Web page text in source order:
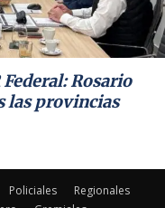
Federal: Rosario
las provincias
Policiales
Regionales